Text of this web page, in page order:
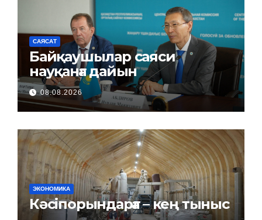
САЯСАТ
Байқаушылар саяси
науқанға дайын
08.08.2026
ЭКОНОМИКА
Кәсіпорындарға – кең тыныс